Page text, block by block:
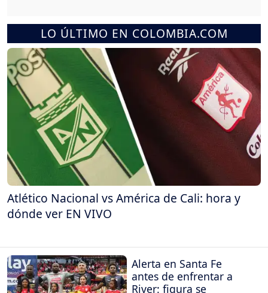
LO ÚLTIMO EN COLOMBIA.COM
Atlético Nacional vs América de Cali: hora y
dónde ver EN VIVO
Alerta en Santa Fe
antes de enfrentar a
River: figura se